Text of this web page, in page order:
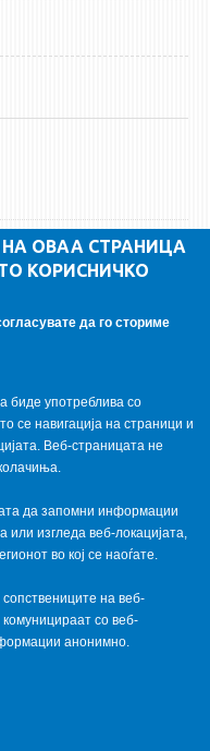
Designed by
ОВАА СТРАНИЦА
КОРИСНИЧКО
да го сториме
биде употреблива со
се навигација на страници и
Веб-страницата не
да запомни информации
или изгледа веб-локацијата,
во кој се наоѓате.
на веб-
со веб-
анонимно.